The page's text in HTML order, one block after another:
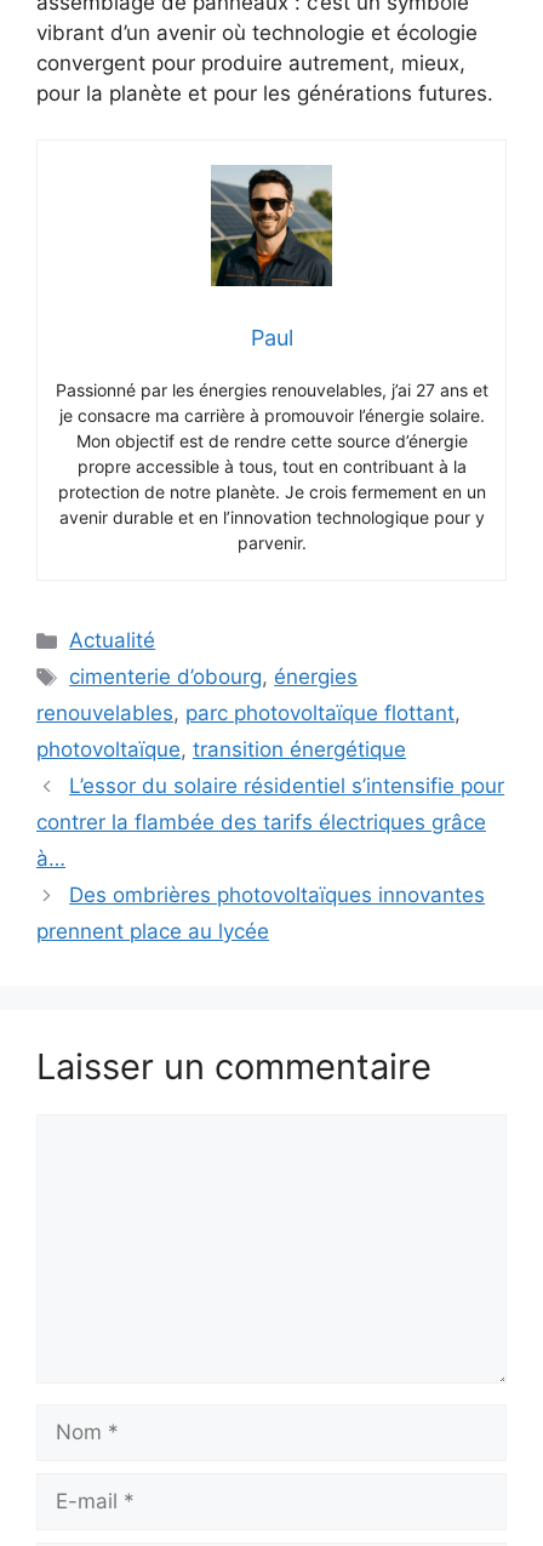
vibrant d’un avenir où technologie et écologie
convergent pour produire autrement, mieux,
pour la planète et pour les générations futures.
Paul
Passionné par les énergies renouvelables, j’ai 27 ans et
je consacre ma carrière à promouvoir l’énergie solaire.
Mon objectif est de rendre cette source d’énergie
propre accessible à tous, tout en contribuant à la
protection de notre planète. Je crois fermement en un
avenir durable et en l’innovation technologique pour y
parvenir.
Catégories
Actualité
Étiquettes
cimenterie d’obourg, énergies
renouvelables, parc photovoltaïque flottant,
photovoltaïque, transition énergétique
L’essor du solaire résidentiel s’intensifie pour
contrer la flambée des tarifs électriques grâce
à…
Des ombrières photovoltaïques innovantes
prennent place au lycée
Laisser un commentaire
Nom